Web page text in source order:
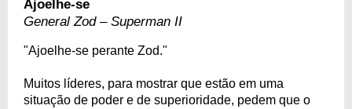
Ajoelhe-se
General Zod – Superman II
"Ajoelhe-se perante Zod."
Muitos líderes, para mostrar que estão em uma
situação de poder e de superioridade, pedem que o